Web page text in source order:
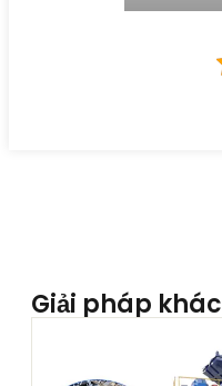
Giải pháp khác